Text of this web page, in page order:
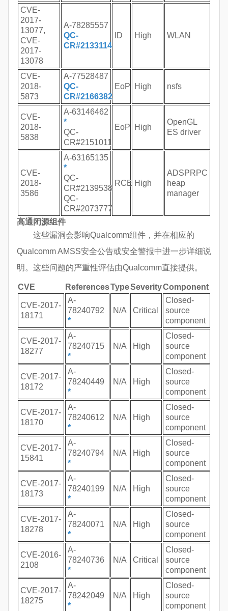
CVE-
2017-
13077,
CVE-
2017-
13078
A-78285557
QC-
CR#2133114
ID High WLAN
CVE-
2018-
5873
A-77528487
QC-
CR#2166382
EoP High nsfs
CVE-
2018-
5838
A-63146462
*
QC-
CR#2151011
EoP High
OpenGL
ES driver
CVE-
2018-
3586
A-63165135
*
QC-
CR#2139538
QC-
CR#2073777
RCE High
ADSPRPC
heap
manager
高通闭源组件
这些漏洞会影响Qualcomm组件，并在相应的
Qualcomm AMSS安全公告或安全警报中进一步详细说
明。这些问题的严重性评估由Qualcomm直接提供。
CVE ReferencesTypeSeverityComponent
CVE-2017-
18171
A-
78240792
*
N/A Critical
Closed-
source
component
CVE-2017-
18277
A-
78240715
*
N/A High
Closed-
source
component
CVE-2017-
18172
A-
78240449
*
N/A High
Closed-
source
component
CVE-2017-
18170
A-
78240612
*
N/A High
Closed-
source
component
CVE-2017-
15841
A-
78240794
*
N/A High
Closed-
source
component
CVE-2017-
18173
A-
78240199
*
N/A High
Closed-
source
component
CVE-2017-
18278
A-
78240071
*
N/A High
Closed-
source
component
CVE-2016-
2108
A-
78240736
*
N/A Critical
Closed-
source
component
CVE-2017-
18275
A-
78242049
*
N/A High
Closed-
source
component